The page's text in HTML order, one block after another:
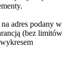
adres podany w
(bez limitów